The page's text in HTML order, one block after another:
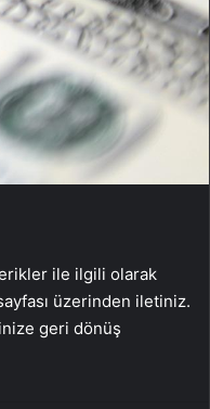
ile ilgili olarak
üzerinden iletiniz.
geri dönüş